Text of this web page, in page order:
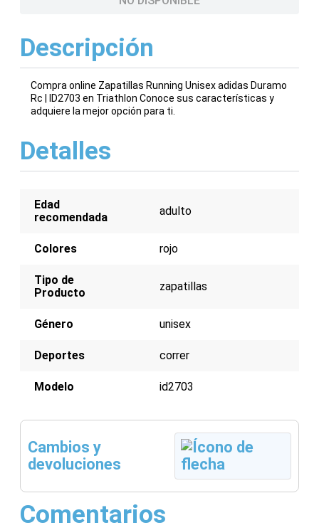
Descripción
Compra online Zapatillas Running Unisex adidas Duramo
Rc | ID2703 en Triathlon Conoce sus características y
adquiere la mejor opción para ti.
Detalles
Edad
recomendada
adulto
Colores rojo
Tipo de
Producto
zapatillas
Género unisex
Deportes correr
Modelo id2703
Cambios y
devoluciones
Comentarios